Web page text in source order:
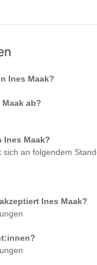
Ines Maak?
Maak ab?
Ines Maak?
sich an folgendem
Ines Maak?